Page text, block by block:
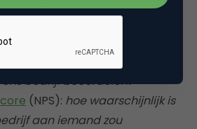
gaan meten. Dit zijn drie van
bedrijf beoordelen?
(NPS): hoe waarschijnlijk is
aan iemand zou